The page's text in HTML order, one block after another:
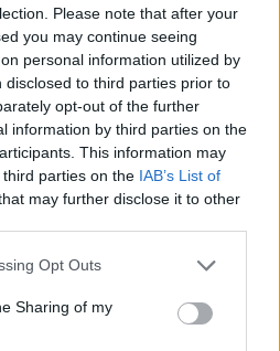
Please note that after your
you may continue seeing
personal information utilized by
to third parties prior to
opt-out of the further
information by third parties on the
This information may
parties on the IAB’s List of
may further disclose it to other
Opt Outs
Sharing of my
interditada a banhos a partir
em Mértola, no distrito de